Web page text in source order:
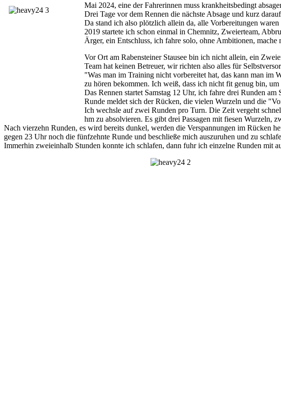
Mai 2024, eine der Fahrerinnen muss krankheitsbedingt
Drei Tage vor dem Rennen die nächste Absage und kurz
Da stand ich also plötzlich allein da, alle Vorbereitungen
2019 startete ich schon einmal in Chemnitz, Zweierteam,
Ärger, ein Entschluss, ich fahre solo, ohne Ambitionen, mache
Vor Ort am Rabensteiner Stausee bin ich nicht allein, ein
Team hat keinen Betreuer, wir richten also alles für
"Was man im Training nicht vorbereitet hat, das kann man im
zu hören bekommen. Ich weiß, dass ich nicht fit genug bin,
Das Rennen startet Samstag 12 Uhr, ich fahre drei Runden
Runde meldet sich der Rücken, die vielen Wurzeln und die
Ich wechsle auf zwei Runden pro Turn. Die Zeit vergeht
hm zu absolvieren. Es gibt drei Passagen mit fiesen
Nach vierzehn Runden, es wird bereits dunkel, werden die Verspannungen im Rücken
gegen 23 Uhr noch die fünfzehnte Runde und beschließe mich auszuruhen und zu
Immerhin zweieinhalb Stunden konnte ich schlafen, dann fuhr ich einzelne Runden mit